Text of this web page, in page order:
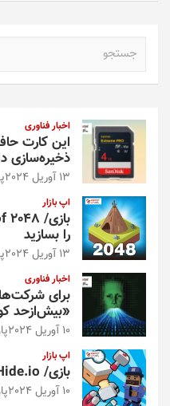
اخبار فناوری
ذخیره‌سازی
13 آوریل 2024
اپ بازار
را بسازید
13 آوریل 2024
اخبار فناوری
برای
«بیش‌از‌حد
10 آوریل 2024
اپ بازار
بازی/ Hide.io؛ از چشم بقیه پنهان شوید
10 آوریل 2024